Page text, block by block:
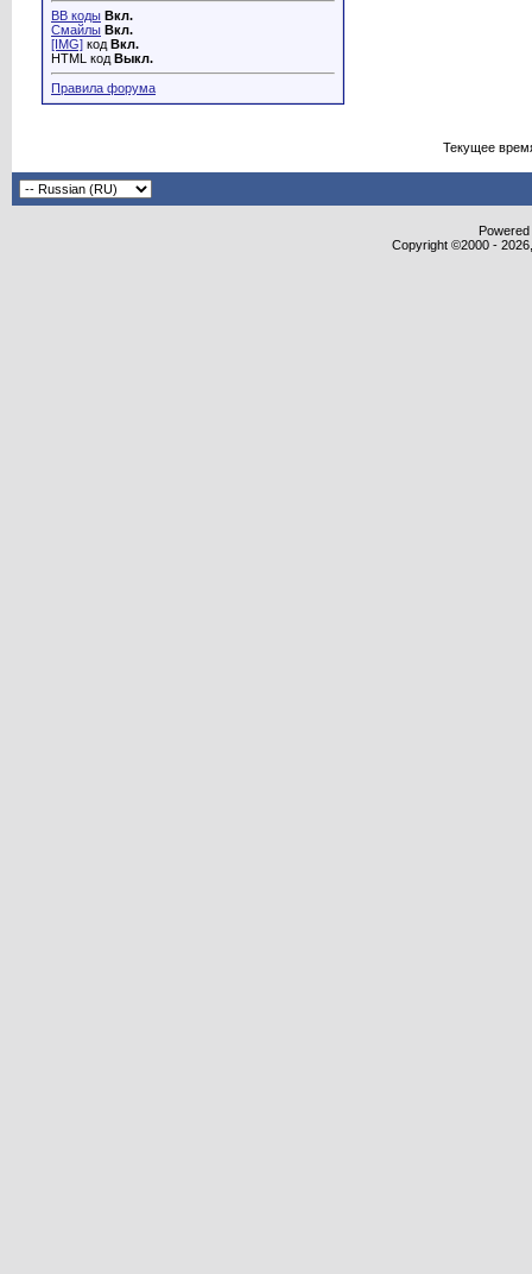
BB коды Вкл.
Смайлы Вкл.
[IMG] код Вкл.
HTML код Выкл.
Правила форума
Текущее
Copyright ©2000 -